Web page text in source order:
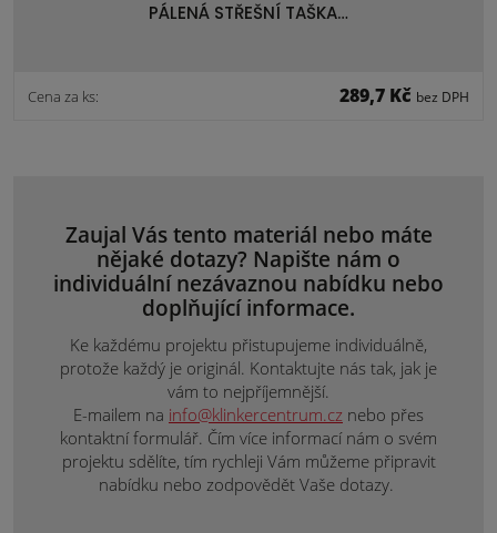
PÁLENÁ STŘEŠNÍ TAŠKA…
Cena za ks: 289,7 Kč bez DPH
Zaujal Vás tento materiál nebo máte
nějaké dotazy? Napište nám o
individuální nezávaznou nabídku nebo
doplňující informace.
Ke každému projektu přistupujeme individuálně,
protože každý je originál. Kontaktujte nás tak, jak je
vám to nejpříjemnější.
E-mailem na info@klinkercentrum.cz nebo přes
kontaktní formulář. Čím více informací nám o svém
projektu sdělíte, tím rychleji Vám můžeme připravit
nabídku nebo zodpovědět Vaše dotazy.